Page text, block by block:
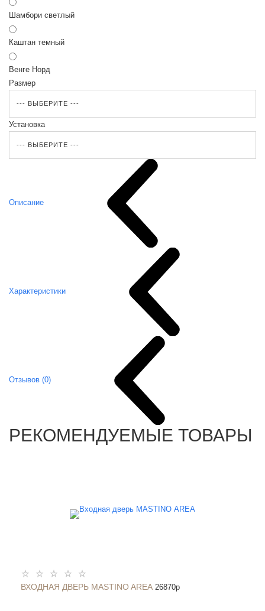
Шамбори светлый
Каштан темный
Венге Норд
Размер
Установка
Описание
Характеристики
Отзывов (0)
РЕКОМЕНДУЕМЫЕ ТОВАРЫ
ВХОДНАЯ ДВЕРЬ MASTINO AREA 26870p